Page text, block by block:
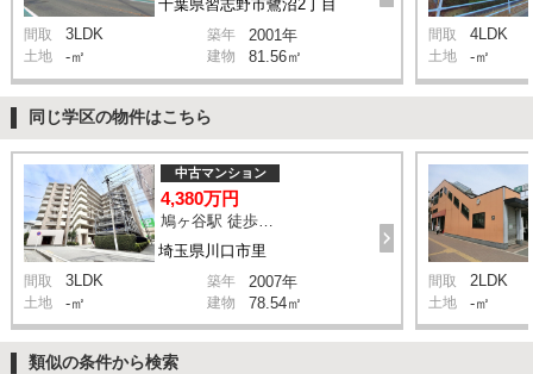
千葉県習志野市鷺沼2丁目
間取 3LDK 築年 2001年
土地 -㎡ 建物 81.56㎡
間取 4LDK
土地 -㎡
同じ学区の物件はこちら
埼玉県川口市里
中古マンション
4,380万円
間取 3LDK 築年 2007年
土地 -㎡ 建物 78.54㎡
間取 2LDK
土地 -㎡
類似の条件から検索